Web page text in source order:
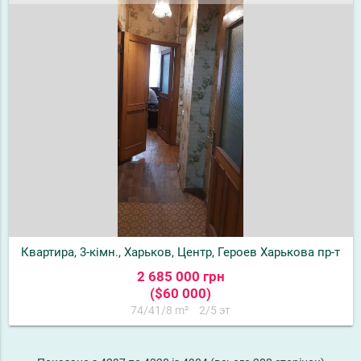
Квартира, 3-кімн., Харьков, Центр, Героев Харькова пр-т
2 685 000 грн
($60 000)
74/41/8 m² 2/5 эт